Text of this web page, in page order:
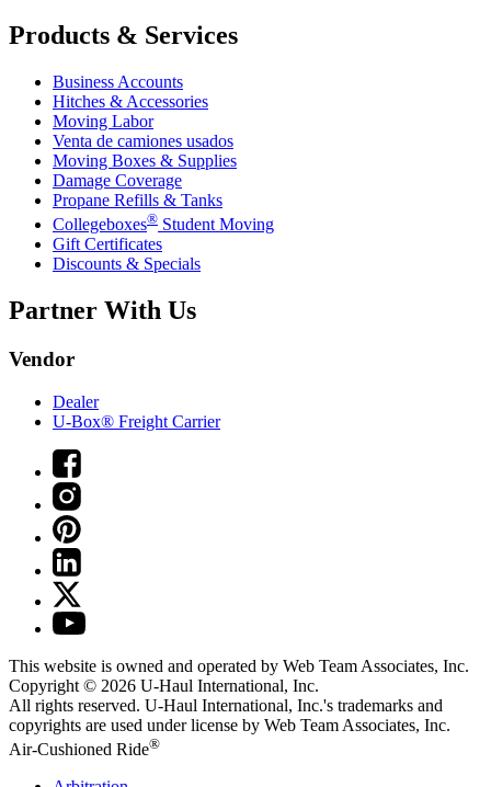
Products & Services
Business Accounts
Hitches & Accessories
Moving Labor
Venta de camiones usados
Moving Boxes & Supplies
Damage Coverage
Propane Refills & Tanks
Collegeboxes® Student Moving
Gift Certificates
Discounts & Specials
Partner With Us
Vendor
Dealer
U-Box® Freight Carrier
This website is owned and operated by Web Team Associates, Inc.
Copyright © 2026 U-Haul International, Inc.
All rights reserved. U-Haul International, Inc.'s trademarks and
copyrights are used under license by Web Team Associates, Inc.
Air-Cushioned Ride®